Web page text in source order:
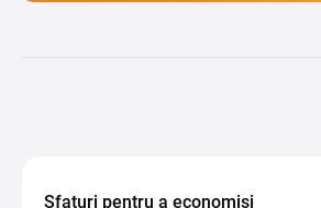
Sfaturi pentru a economisi